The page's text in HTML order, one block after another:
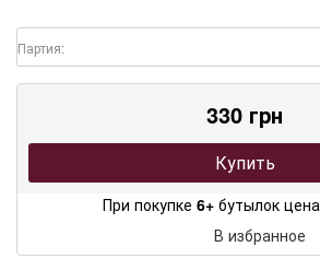
Партия:
330 грн
Купить
При покупке 6+ бутылок цена
В избранное